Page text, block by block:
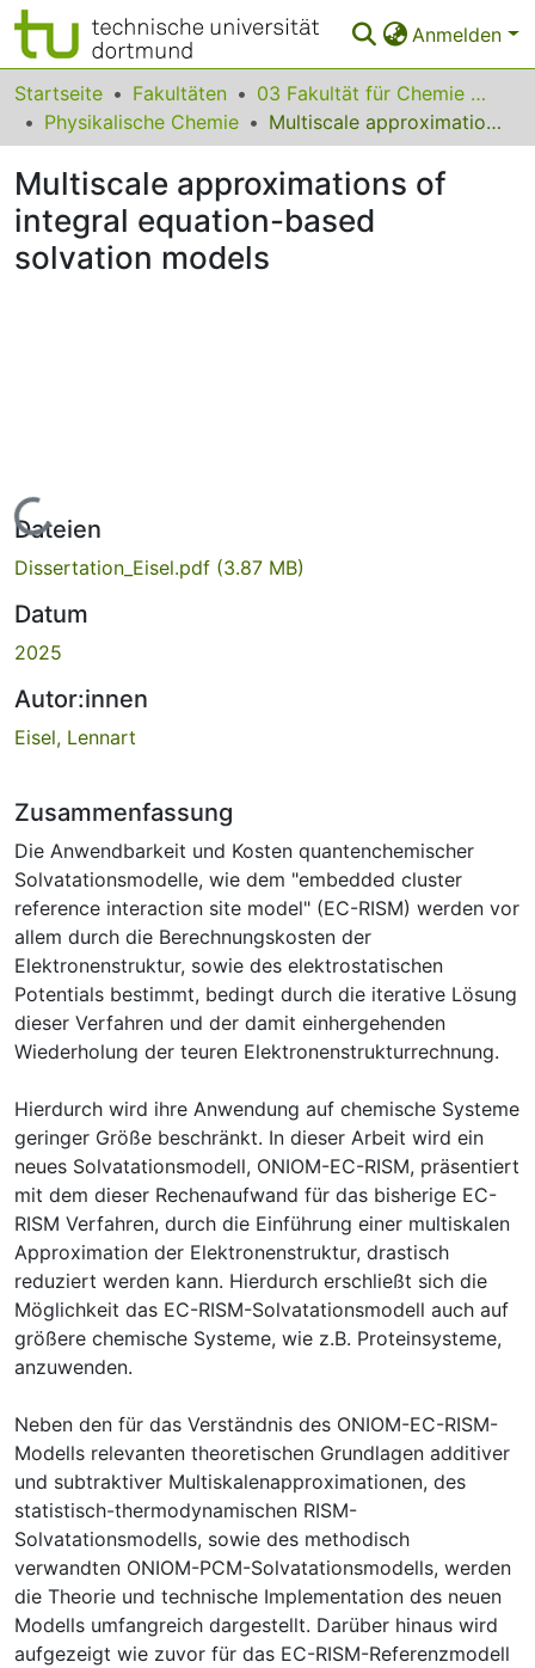
Anmelden
Bereiche & Sammlungen
Das gesamte Repositorium
Statistiken
FAQ
Startseite Fakultäten
03 Fakultät für Chemie und Chemische Biologie
Physikalische Chemie
Multiscale approximations of integral equation-based solvation models
Multiscale approximations of
integral equation-based
solvation models
Lade...
Dateien
Dissertation_Eisel.pdf (3.87 MB)
Datum
2025
Autor:innen
Eisel, Lennart
Zusammenfassung
Die Anwendbarkeit und Kosten quantenchemischer
Solvatationsmodelle, wie dem "embedded cluster
reference interaction site model" (EC-RISM) werden vor
allem durch die Berechnungskosten der
Elektronenstruktur, sowie des elektrostatischen
Potentials bestimmt, bedingt durch die iterative Lösung
dieser Verfahren und der damit einhergehenden
Wiederholung der teuren Elektronenstrukturrechnung.
Hierdurch wird ihre Anwendung auf chemische Systeme
geringer Größe beschränkt. In dieser Arbeit wird ein
neues Solvatationsmodell, ONIOM-EC-RISM, präsentiert
mit dem dieser Rechenaufwand für das bisherige EC-
RISM Verfahren, durch die Einführung einer multiskalen
Approximation der Elektronenstruktur, drastisch
reduziert werden kann. Hierdurch erschließt sich die
Möglichkeit das EC-RISM-Solvatationsmodell auch auf
größere chemische Systeme, wie z.B. Proteinsysteme,
anzuwenden.
Neben den für das Verständnis des ONIOM-EC-RISM-
Modells relevanten theoretischen Grundlagen additiver
und subtraktiver Multiskalenapproximationen, des
statistisch-thermodynamischen RISM-
Solvatationsmodells, sowie des methodisch
verwandten ONIOM-PCM-Solvatationsmodells, werden
die Theorie und technische Implementation des neuen
Modells umfangreich dargestellt. Darüber hinaus wird
aufgezeigt wie zuvor für das EC-RISM-Referenzmodell